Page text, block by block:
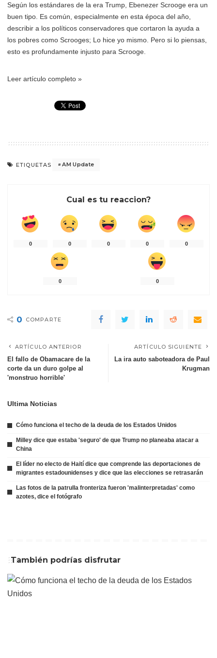
Según los estándares de la era Trump, Ebenezer Scrooge era un
buen tipo. Es común, especialmente en esta época del año,
describir a los políticos conservadores que cortaron la ayuda a
los pobres como Scrooges; Lo hice yo mismo. Pero si lo piensas,
esto es profundamente injusto para Scrooge.
Leer artículo completo »
ETIQUETAS AM Update
Cual es tu reaccion?
0 0 0 0 0
0 0
0 COMPARTE
ARTÍCULO ANTERIOR
El fallo de Obamacare de la
corte da un duro golpe al
'monstruo horrible'
ARTÍCULO SIGUIENTE
La ira auto saboteadora de Paul
Krugman
Ultima Noticias
Cómo funciona el techo de la deuda de los Estados Unidos
Milley dice que estaba 'seguro' de que Trump no planeaba atacar a
China
El líder no electo de Haití dice que comprende las deportaciones de
migrantes estadounidenses y dice que las elecciones se retrasarán
Las fotos de la patrulla fronteriza fueron 'malinterpretadas' como
azotes, dice el fotógrafo
También podrías disfrutar